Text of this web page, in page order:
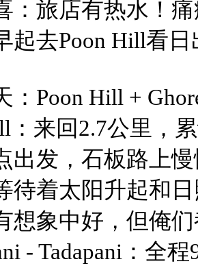
：​旅店有热水！
起去Poon Hill看
：Poon Hill +
：来回2.7公里，
出发，石板路上
待着太阳升起和
想象中好，但俺
- Tadapani：全